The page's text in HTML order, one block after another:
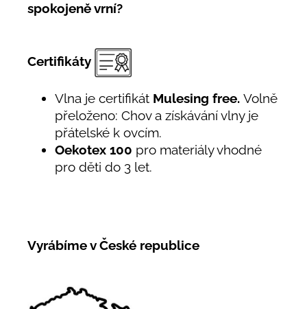
spokojeně vrní?
Certifikáty
Vlna je certifikát Mulesing free. Volně
přeloženo: Chov a získávání vlny je
přátelské k ovcím.
Oekotex 100 pro materiály vhodné
pro děti do 3 let.
Vyrábíme v České republice